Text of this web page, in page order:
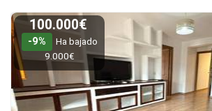
100.000€
-9%
Ha bajado
9.000€